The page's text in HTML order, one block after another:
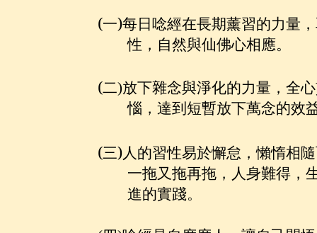
(一)每日唸經在長期薰習的力量
性，自然與仙佛心相應。
(二)放下雜念與淨化的力量，全
惱，達到短暫放下萬念的效
(三)人的習性易於懈怠，懶惰相
一拖又拖再拖，人身難得，
進的實踐。